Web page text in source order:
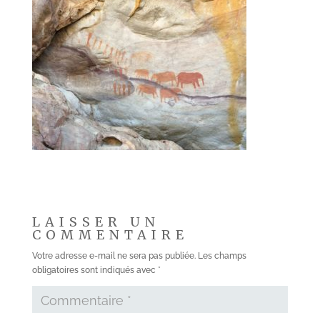
LAISSER UN
COMMENTAIRE
Votre adresse e-mail ne sera pas publiée. Les champs
obligatoires sont indiqués avec *